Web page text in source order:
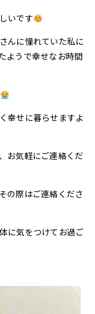
いです
んに憧れていた私に
ようで幸せなお時間
幸せに暮らせますよ
お気軽にご連絡くだ
の際はご連絡くださ
に気をつけてお過ご